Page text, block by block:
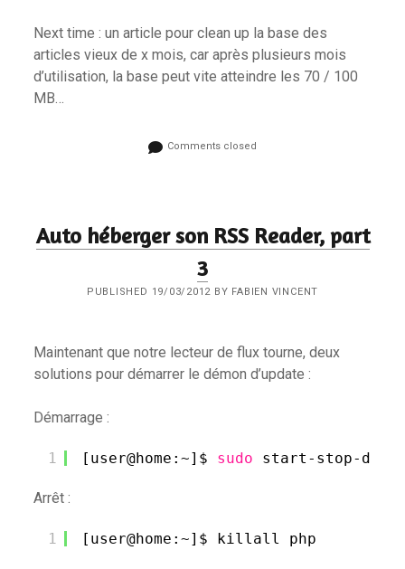
Next time : un article pour clean up la base des
articles vieux de x mois, car après plusieurs mois
d’utilisation, la base peut vite atteindre les 70 / 100
MB…
Comments closed
Auto héberger son RSS Reader, part
3
PUBLISHED 19/03/2012 BY FABIEN VINCENT
Maintenant que notre lecteur de flux tourne, deux
solutions pour démarrer le démon d’update :
Démarrage :
1 [user@home:~]$ sudo start-stop-
Arrêt :
1 [user@home:~]$ killall php